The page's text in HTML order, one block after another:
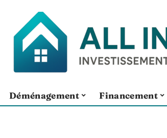
Déménagement Financement